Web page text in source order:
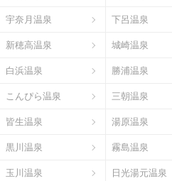
宇奈月温泉 下呂温泉
新穂高温泉 城崎温泉
白浜温泉 勝浦温泉
こんぴら温泉 三朝温泉
皆生温泉 湯原温泉
黒川温泉 霧島温泉
玉川温泉 日光湯元温泉